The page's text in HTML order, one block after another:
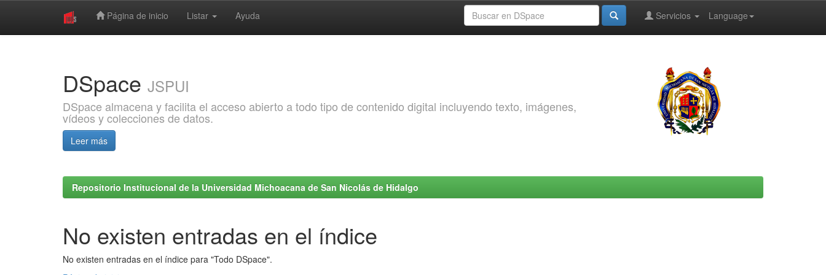
Página de inicio Listar Ayuda Language
Servicios
DSpace JSPUI
DSpace almacena y facilita el acceso abierto a todo tipo de contenido digital incluyendo texto, imágenes,
vídeos y colecciones de datos.
Leer más
Repositorio Institucional de la Universidad Michoacana de San Nicolás de Hidalgo
No existen entradas en el índice
No existen entradas en el índice para "Todo DSpace".